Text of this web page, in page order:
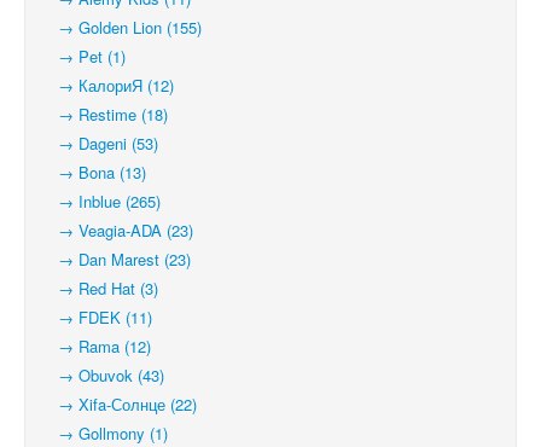
→ Golden Lion (155)
→ Pet (1)
→ КалориЯ (12)
→ Restime (18)
→ Dageni (53)
→ Bona (13)
→ Inblue (265)
→ Veagia-ADA (23)
→ Dan Marest (23)
→ Red Hat (3)
→ FDEK (11)
→ Rama (12)
→ Obuvok (43)
→ Xifa-Солнце (22)
→ Gollmony (1)